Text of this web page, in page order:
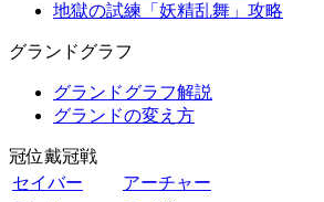
地獄の試練「妖精乱舞」攻略
グランドグラフ
グランドグラフ解説
グランドの変え方
冠位戴冠戦
セイバー
アーチャー